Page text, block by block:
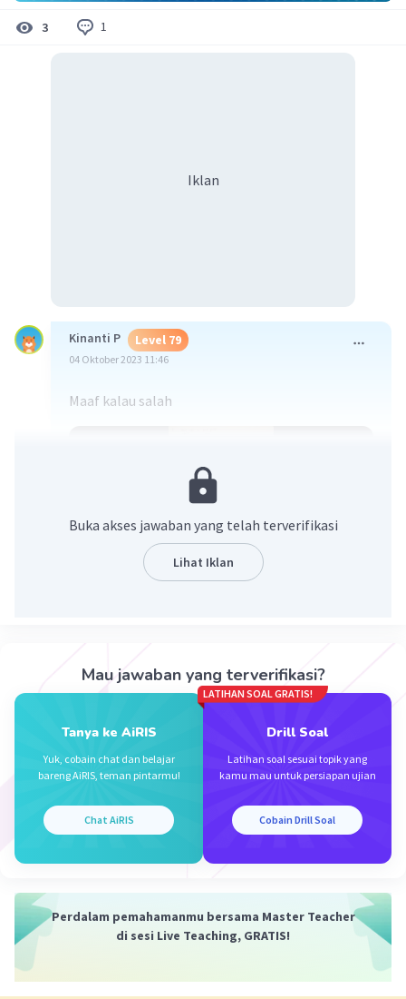
3 1
Iklan
Kinanti P Level 79
04 Oktober 2023 11:46
Maaf kalau salah
Buka akses jawaban yang telah terverifikasi
Lihat Iklan
Mau jawaban yang terverifikasi?
Tanya ke AiRIS
Yuk, cobain chat dan belajar
bareng AiRIS, teman pintarmu!
Chat AiRIS
LATIHAN SOAL GRATIS!
Drill Soal
Latihan soal sesuai topik yang
kamu mau untuk persiapan ujian
Cobain Drill Soal
Perdalam pemahamanmu bersama Master Teacher
di sesi Live Teaching, GRATIS!